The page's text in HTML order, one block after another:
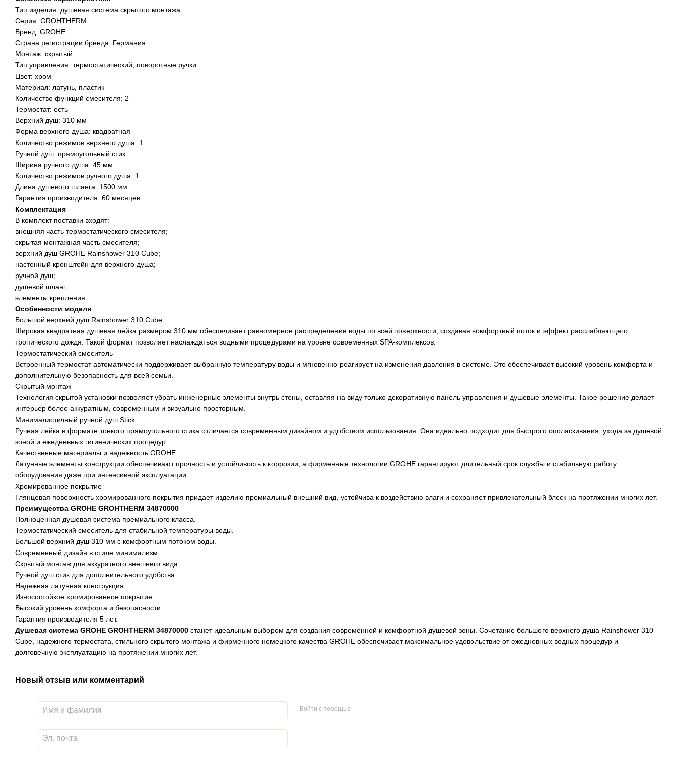
Тип изделия: душевая система скрытого монтажа
Серия: GROHTHERM
Бренд: GROHE
Страна регистрации бренда: Германия
Монтаж: скрытый
Тип управления: термостатический, поворотные ручки
Цвет: хром
Материал: латунь, пластик
Количество функций смесителя: 2
Термостат: есть
Верхний душ: 310 мм
Форма верхнего душа: квадратная
Количество режимов верхнего душа: 1
Ручной душ: прямоугольный стик
Ширина ручного душа: 45 мм
Количество режимов ручного душа: 1
Длина душевого шланга: 1500 мм
Гарантия производителя: 60 месяцев
Комплектация
В комплект поставки входят:
внешняя часть термостатического смесителя;
скрытая монтажная часть смесителя;
верхний душ GROHE Rainshower 310 Cube;
настенный кронштейн для верхнего душа;
ручной душ;
душевой шланг;
элементы крепления.
Особенности модели
Большой верхний душ Rainshower 310 Cube
Широкая квадратная душевая лейка размером 310 мм обеспечивает равномерное распределение воды по всей поверхности, создавая комфортный поток и эффект расслабляющего
тропического дождя. Такой формат позволяет наслаждаться водными процедурами на уровне современных SPA-комплексов.
Термостатический смеситель
Встроенный термостат автоматически поддерживает выбранную температуру воды и мгновенно реагирует на изменения давления в системе. Это обеспечивает высокий уровень комфорта и
дополнительную безопасность для всей семьи.
Скрытый монтаж
Технология скрытой установки позволяет убрать инженерные элементы внутрь стены, оставляя на виду только декоративную панель управления и душевые элементы. Такое решение делает
интерьер более аккуратным, современным и визуально просторным.
Минималистичный ручной душ Stick
Ручная лейка в формате тонкого прямоугольного стика отличается современным дизайном и удобством использования. Она идеально подходит для быстрого ополаскивания, ухода за душевой
зоной и ежедневных гигиенических процедур.
Качественные материалы и надежность GROHE
Латунные элементы конструкции обеспечивают прочность и устойчивость к коррозии, а фирменные технологии GROHE гарантируют длительный срок службы и стабильную работу
оборудования даже при интенсивной эксплуатации.
Хромированное покрытие
Глянцевая поверхность хромированного покрытия придает изделию премиальный внешний вид, устойчива к воздействию влаги и сохраняет привлекательный блеск на протяжении многих лет.
Преимущества GROHE GROHTHERM 34870000
Полноценная душевая система премиального класса.
Термостатический смеситель для стабильной температуры воды.
Большой верхний душ 310 мм с комфортным потоком воды.
Современный дизайн в стиле минимализм.
Скрытый монтаж для аккуратного внешнего вида.
Ручной душ стик для дополнительного удобства.
Надежная латунная конструкция.
Износостойкое хромированное покрытие.
Высокий уровень комфорта и безопасности.
Гарантия производителя 5 лет.
Душевая система GROHE GROHTHERM 34870000 станет идеальным выбором для создания современной и комфортной душевой зоны. Сочетание большого верхнего душа Rainshower 310
Cube, надежного термостата, стильного скрытого монтажа и фирменного немецкого качества GROHE обеспечивает максимальное удовольствие от ежедневных водных процедур и
долговечную эксплуатацию на протяжении многих лет.
Новый отзыв или комментарий
Войти с помощью